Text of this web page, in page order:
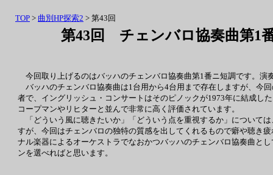
第43回 チェンバロ協奏曲第1
今回取り上げるのはバッハのチェンバロ協奏曲第1番ニ短調です。演
バッハのチェンバロ協奏曲は1台用から4台用まで存在しますが、今
者で、イングリッシュ・コンサートはそのピノックが1973年に結成し
コープマンやリヒターと並んで非常に高く評価されています。
「どういう風に聴きたいか」「どういう点を重視するか」について
すが、今回はチェンバロの独特の質感を出してくれるもので癖や聴き
ナル楽器によるオーケストラでなおかつバッハのチェンバロ協奏曲と
ンを選べればと思います。
TOP > 曲別HP探索2 > 第43回